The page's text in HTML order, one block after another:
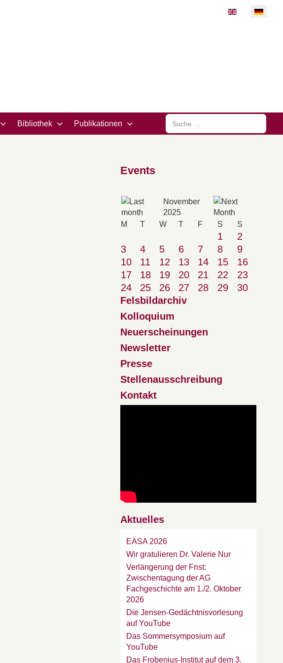
Sprache
Bibliothek Publikationen
Suchen
Events
November
2025
M T W T F S S
1
2
3
4 5 6 7 8
9
10
11 12 13 14 15
16
17
18 19 20 21 22
23
24
25 26 27 28 29
30
Felsbildarchiv
Kolloquium
Neuerscheinungen
Newsletter
Presse
Stellenausschreibung
Kontakt
Aktuelles
EASA 2026
Wir gratulieren Dr. Valerie Nur
Verlängerung der Frist:
Zwischentagung der AG
Fachgeschichte am 1./2. Oktober
2026
Die Jensen-Gedächtnisvorlesung
auf YouTube
Das Sommersymposium auf
YouTube
Das Frobenius-Institut auf dem 3.